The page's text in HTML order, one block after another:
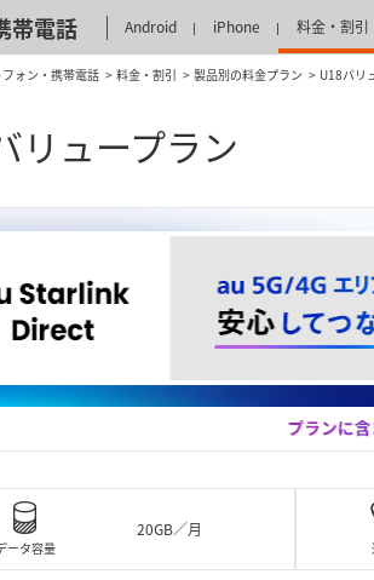
帯電話 Android iPhone 料金・割引
ォン・携帯電話 料金・割引 製品別の料金プラン U18バリ
リュープラン
ータ容量
20GB／月